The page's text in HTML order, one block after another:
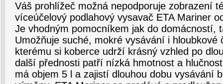
Váš prohlížeč možná nepodporuje zobrazení
víceúčelový podlahový vysavač ETA Mariner
Je vhodným pomocníkem jak do domácností,
Umožňuje suché, mokré vysávání i hloubkové
kterému si koberce udrží krásný vzhled po
další přednosti patří nízká hmotnost a
má objem 5 l a zajistí dlouhou dobu vysávání